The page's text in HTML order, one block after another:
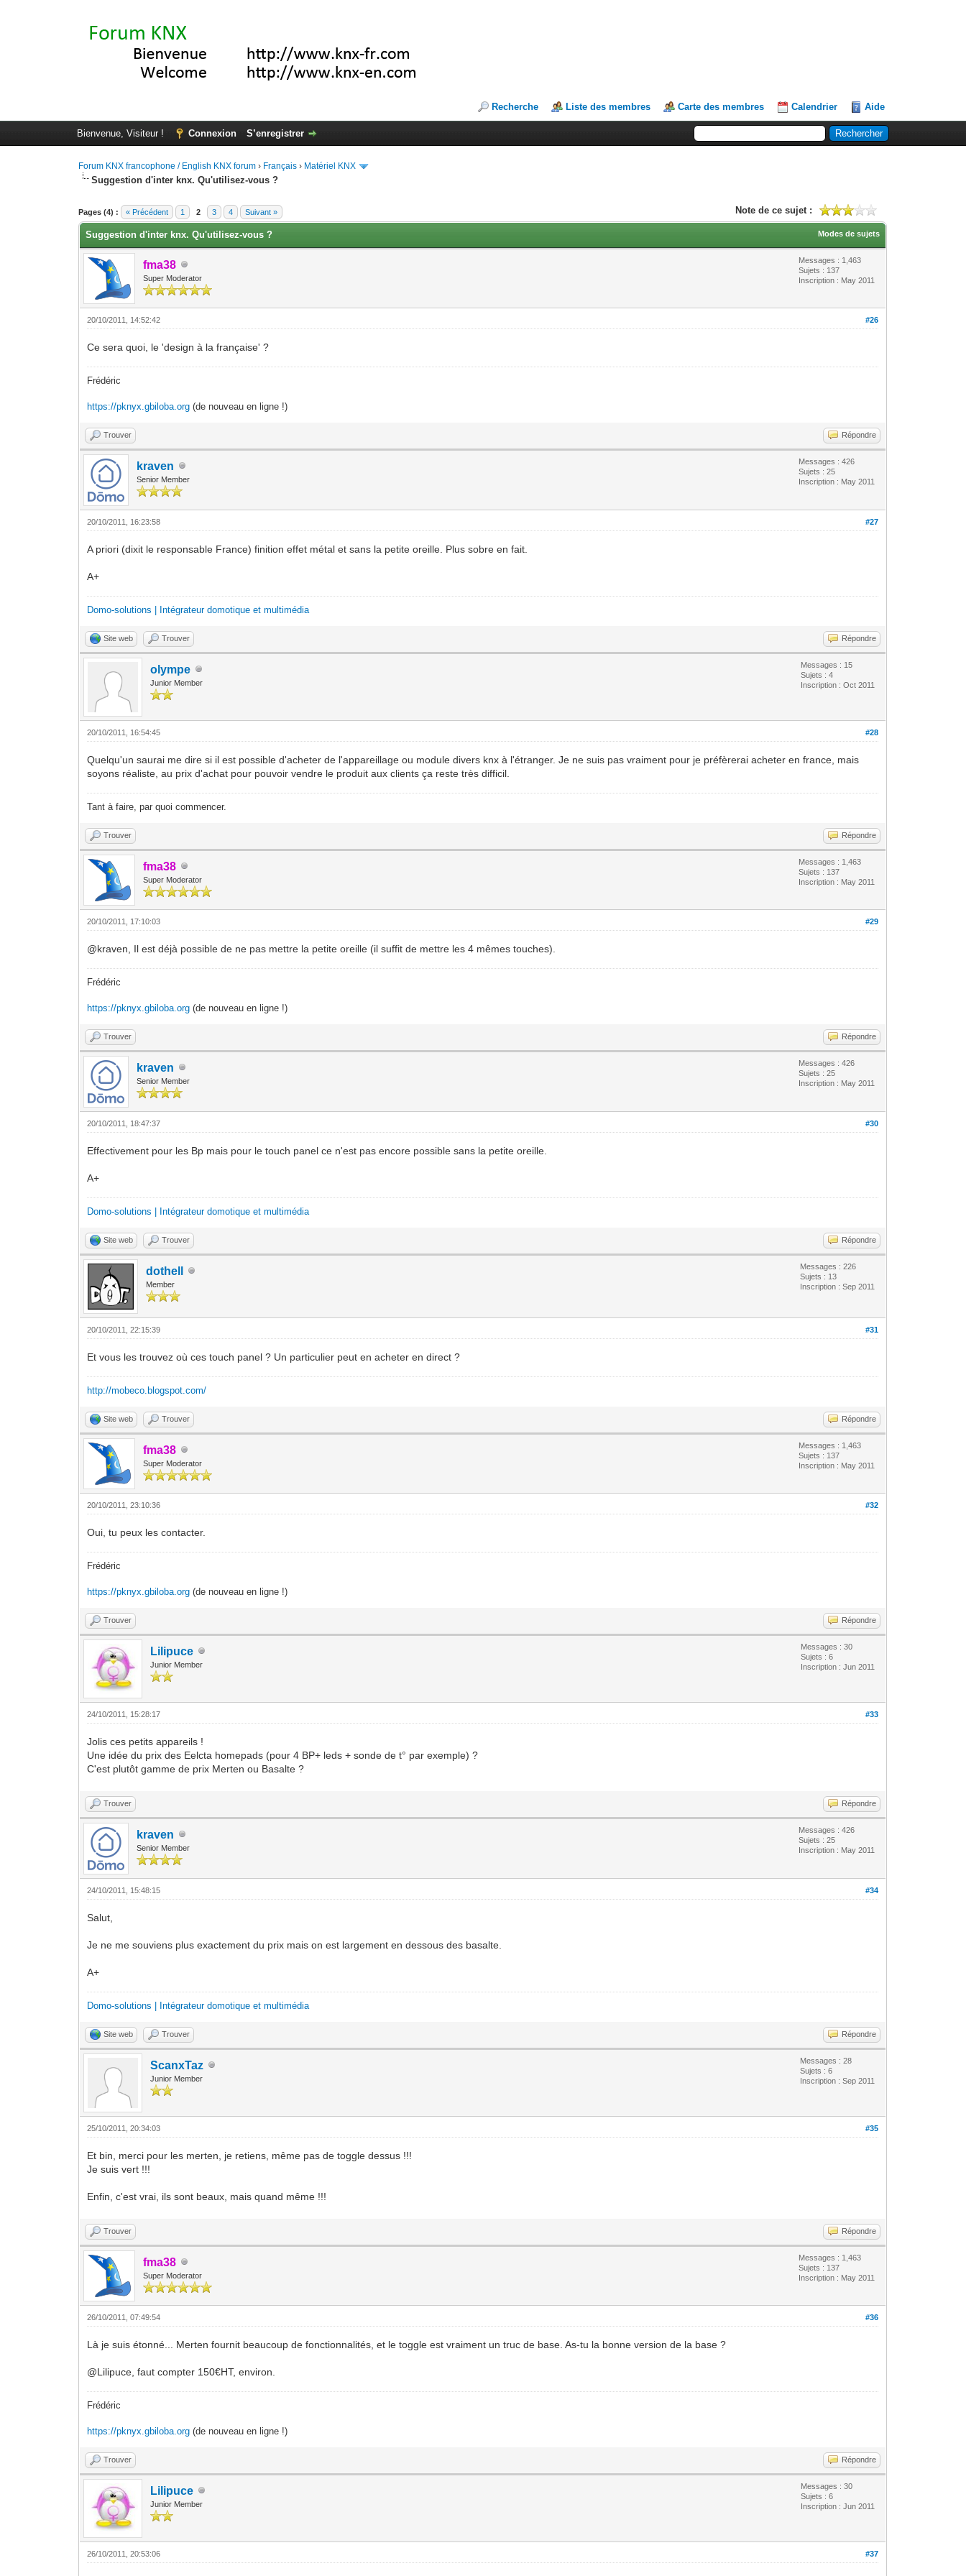
Recherche Liste des membres Carte des membres Calendrier Aide
Bienvenue, Visiteur ! Connexion S’enregistrer
Forum KNX francophone / English KNX forum › Français › Matériel KNX
Suggestion d'inter knx. Qu'utilisez-vous ?
Pages (4) : « Précédent 1 2 3 4 Suivant » Note de ce sujet :
Moyenne : 3 (1 vote(s))
1
2
3
4
5
Modes de sujets
Suggestion d'inter knx. Qu'utilisez-vous ?
fma38
Super Moderator
Messages : 1,463
Sujets : 137
Inscription : May 2011
#26
20/10/2011, 14:52:42
Ce sera quoi, le 'design à la française' ?
Frédéric
https://pknyx.gbiloba.org (de nouveau en ligne !)
Trouver Répondre
kraven
Senior Member
Messages : 426
Sujets : 25
Inscription : May 2011
#27
20/10/2011, 16:23:58
A priori (dixit le responsable France) finition effet métal et sans la petite oreille. Plus sobre en fait.
A+
Domo-solutions | Intégrateur domotique et multimédia
Site web Trouver Répondre
olympe
Junior Member
Messages : 15
Sujets : 4
Inscription : Oct 2011
#28
20/10/2011, 16:54:45
Quelqu'un saurai me dire si il est possible d'acheter de l'appareillage ou module divers knx à l'étranger. Je ne suis pas vraiment pour je préfèrerai acheter en france, mais
soyons réaliste, au prix d'achat pour pouvoir vendre le produit aux clients ça reste très difficil.
Tant à faire, par quoi commencer.
Trouver Répondre
fma38
Super Moderator
Messages : 1,463
Sujets : 137
Inscription : May 2011
#29
20/10/2011, 17:10:03
@kraven, Il est déjà possible de ne pas mettre la petite oreille (il suffit de mettre les 4 mêmes touches).
Frédéric
https://pknyx.gbiloba.org (de nouveau en ligne !)
Trouver Répondre
kraven
Senior Member
Messages : 426
Sujets : 25
Inscription : May 2011
#30
20/10/2011, 18:47:37
Effectivement pour les Bp mais pour le touch panel ce n'est pas encore possible sans la petite oreille.
A+
Domo-solutions | Intégrateur domotique et multimédia
Site web Trouver Répondre
dothell
Member
Messages : 226
Sujets : 13
Inscription : Sep 2011
#31
20/10/2011, 22:15:39
Et vous les trouvez où ces touch panel ? Un particulier peut en acheter en direct ?
http://mobeco.blogspot.com/
Site web Trouver Répondre
fma38
Super Moderator
Messages : 1,463
Sujets : 137
Inscription : May 2011
#32
20/10/2011, 23:10:36
Oui, tu peux les contacter.
Frédéric
https://pknyx.gbiloba.org (de nouveau en ligne !)
Trouver Répondre
Lilipuce
Junior Member
Messages : 30
Sujets : 6
Inscription : Jun 2011
#33
24/10/2011, 15:28:17
Jolis ces petits appareils !
Une idée du prix des Eelcta homepads (pour 4 BP+ leds + sonde de t° par exemple) ?
C'est plutôt gamme de prix Merten ou Basalte ?
Trouver Répondre
kraven
Senior Member
Messages : 426
Sujets : 25
Inscription : May 2011
#34
24/10/2011, 15:48:15
Salut,
Je ne me souviens plus exactement du prix mais on est largement en dessous des basalte.
A+
Domo-solutions | Intégrateur domotique et multimédia
Site web Trouver Répondre
ScanxTaz
Junior Member
Messages : 28
Sujets : 6
Inscription : Sep 2011
#35
25/10/2011, 20:34:03
Et bin, merci pour les merten, je retiens, même pas de toggle dessus !!!
Je suis vert !!!
Enfin, c'est vrai, ils sont beaux, mais quand même !!!
Trouver Répondre
fma38
Super Moderator
Messages : 1,463
Sujets : 137
Inscription : May 2011
#36
26/10/2011, 07:49:54
Là je suis étonné... Merten fournit beaucoup de fonctionnalités, et le toggle est vraiment un truc de base. As-tu la bonne version de la base ?
@Lilipuce, faut compter 150€HT, environ.
Frédéric
https://pknyx.gbiloba.org (de nouveau en ligne !)
Trouver Répondre
Lilipuce
Junior Member
Messages : 30
Sujets : 6
Inscription : Jun 2011
#37
26/10/2011, 20:53:06